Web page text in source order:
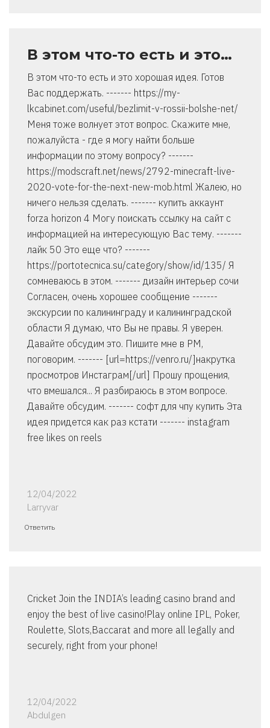
В этом что-то есть и это…
В этом что-то есть и это хорошая идея. Готов
Вас поддержать. ------- https://my-
lkcabinet.com/useful/bezlimit-v-rossii-bolshe-net/
Меня тоже волнует этот вопрос. Скажите мне,
пожалуйста - где я могу найти больше
информации по этому вопросу? -------
https://modscraft.net/news/2792-minecraft-live-
2020-vote-for-the-next-new-mob.html Жалею, но
ничего нельзя сделать. ------- купить аккаунт
forza horizon 4 Могу поискать ссылку на сайт с
информацией на интересующую Вас тему. -------
лайк 50 Это еще что? -------
https://portotecnica.su/category/show/id/135/ Я
сомневаюсь в этом. ------- дизайн интерьер сочи
Согласен, очень хорошее сообщение -------
экскурсии по калининграду и калининградской
области Я думаю, что Вы не правы. Я уверен.
Давайте обсудим это. Пишите мне в PM,
поговорим. ------- [url=https://venro.ru/]накрутка
просмотров Инстаграм[/url] Прошу прощения,
что вмешался... Я разбираюсь в этом вопросе.
Давайте обсудим. ------- софт для чпу купить Эта
идея придется как раз кстати ------- instagram
free likes on reels
12/04/2022
Larryvar
Ответить
Cricket Join the INDIA’s leading casino brand and
enjoy the best of live casino!Play online IPL, Poker,
Roulette, Slots,Baccarat and more all legally and
securely, right from your phone!
12/04/2022
Abdulgen